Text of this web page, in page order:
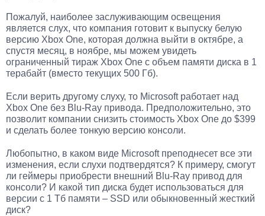
Пожалуй, наиболее заслуживающим освещения
является слух, что компания готовит к выпуску белую
версию Xbox One, которая должна выйти в октябре, а
спустя месяц, в ноябре, мы можем увидеть
ограниченный тираж Xbox One с объем памяти диска в 1
терабайт (вместо текущих 500 Гб).
Если верить другому слуху, то Microsoft работает над
Xbox One без Blu-Ray привода. Предположительно, это
позволит компании снизить стоимость Xbox One до $399
и сделать более тонкую версию консоли.
Любопытно, в каком виде Microsoft преподнесет все эти
изменения, если слухи подтвердятся? К примеру, смогут
ли геймеры приобрести внешний Blu-Ray привод для
консоли? И какой тип диска будет использоваться для
версии с 1 Тб памяти – SSD или обыкновенный жесткий
диск?